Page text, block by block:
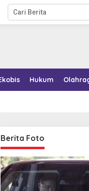
Hukum
Berita Foto